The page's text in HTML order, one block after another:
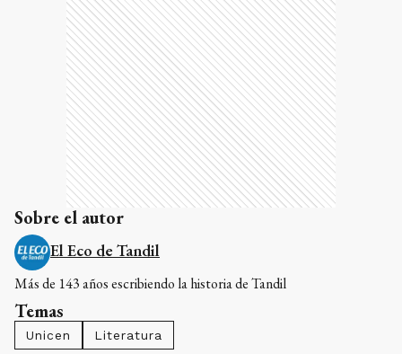
Sobre el autor
El Eco de Tandil
Más de 143 años escribiendo la historia de Tandil
Temas
Unicen Literatura